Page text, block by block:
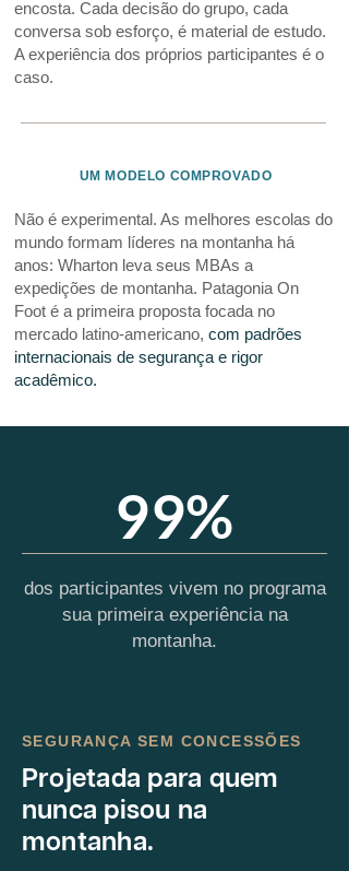
encosta. Cada decisão do grupo, cada
conversa sob esforço, é material de estudo.
A experiência dos próprios participantes é o
caso.
UM MODELO COMPROVADO
Não é experimental. As melhores escolas do
mundo formam líderes na montanha há
anos: Wharton leva seus MBAs a
expedições de montanha. Patagonia On
Foot é a primeira proposta focada no
mercado latino-americano, com padrões
internacionais de segurança e rigor
acadêmico.
99%
dos participantes vivem no programa
sua primeira experiência na
montanha.
SEGURANÇA SEM CONCESSÕES
Projetada para quem
nunca pisou na
montanha.